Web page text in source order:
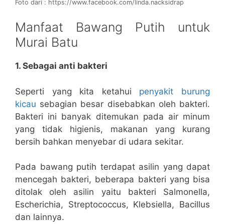
Foto dari : https://www.facebook.com/linda.nacksidrap
Manfaat Bawang Putih untuk
Murai Batu
1. Sebagai anti bakteri
Seperti yang kita ketahui penyakit burung
kicau sebagian besar disebabkan oleh bakteri.
Bakteri ini banyak ditemukan pada air minum
yang tidak higienis, makanan yang kurang
bersih bahkan menyebar di udara sekitar.
Pada bawang putih terdapat asilin yang dapat
mencegah bakteri, beberapa bakteri yang bisa
ditolak oleh asilin yaitu bakteri Salmonella,
Escherichia, Streptococcus, Klebsiella, Bacillus
dan lainnya.